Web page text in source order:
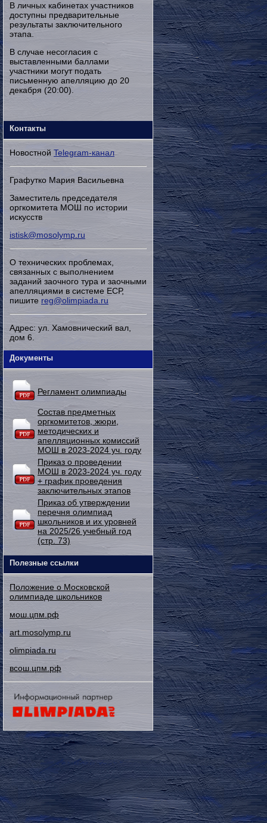
В личных кабинетах участников
доступны предварительные
результаты заключительного
этапа.
В случае несогласия с
выставленными баллами
участники могут подать
письменную апелляцию до 20
декабря (20:00).
Контакты
Новостной Telegram-канал
Графутко Мария Васильевна
Заместитель председателя
оргкомитета МОШ по истории
искусств
istisk@mosolymp.ru
О технических проблемах,
связанных с выполнением
заданий заочного тура и заочными
апелляциями в системе ЕСР,
пишите reg@olimpiada.ru
Адрес: ул. Хамовнический вал,
дом 6.
Документы
Регламент олимпиады
Состав предметных
оргкомитетов, жюри,
методических и
апелляционных комиссий
МОШ в 2023-2024 уч. году
Приказ о проведении
МОШ в 2023-2024 уч. году
+ график проведения
заключительных этапов
Приказ об утверждении
перечня олимпиад
школьников и их уровней
на 2025/26 учебный год
(стр. 73)
Полезные ссылки
Положение о Московской
олимпиаде школьников
мош.цпм.рф
art.mosolymp.ru
olimpiada.ru
всош.цпм.рф